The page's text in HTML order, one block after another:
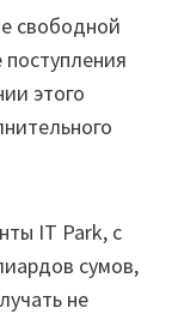
свободной
этого
IT Park, с
сумов,
не